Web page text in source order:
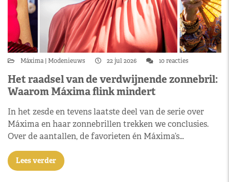
Máxima Modenieuws 22 jul 2026 10 reacties
Het raadsel van de verdwijnende zonnebril:
Waarom Máxima flink mindert
In het zesde en tevens laatste deel van de serie over
Máxima en haar zonnebrillen trekken we conclusies.
Over de aantallen, de favorieten én Máxima’s…
Lees verder